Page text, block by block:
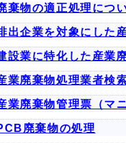
棄物の適正処理につ
出企業を対象にした
設業に特化した産業
業廃棄物処理業者検
業廃棄物管理票（マ
廃棄物の処理